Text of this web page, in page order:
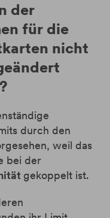
der
für die
nicht
durch den
weil das
bei der
gekoppelt ist.